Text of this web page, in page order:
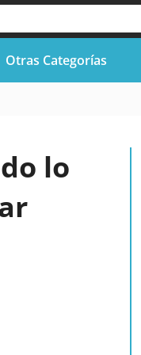
Otras Categorías
lo